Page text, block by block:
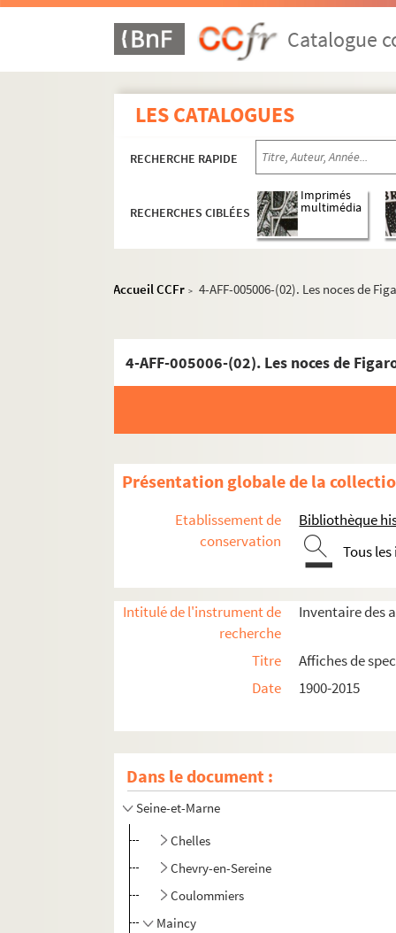
Catalogue
LES CATALOGUES
RECHERCHE RAPIDE
RECHERCHES CIBLÉES
Imprimés
multimédia
Accueil CCFr > 4-AFF-005006-(02). Les noces de
4-AFF-005006-(02). Les noces de
Présentation globale de la
Etablissement de
conservation
Bibliothèque
Tous
Intitulé de l'instrument de
recherche
Inventaire des
Titre
Affiches de
Date
1900-2015
Dans le document :
Seine-et-Marne
Chelles
Chevry-en-Sereine
Coulommiers
Maincy